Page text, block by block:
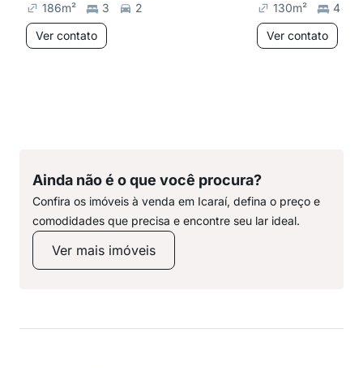
186m² 3
2
Ver contato
130m²
4
Ver contato
Ainda não é o que você procura?
Confira os imóveis à venda em Icaraí, defina o preço e
comodidades que precisa e encontre seu lar ideal.
Ver mais imóveis